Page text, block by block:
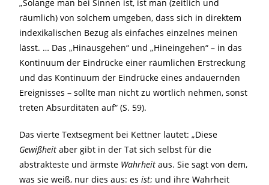
„Solange man bei Sinnen ist, ist man (zeitlich und
räumlich) von solchem umgeben, dass sich in direktem
indexikalischen Bezug als einfaches einzelnes meinen
lässt. … Das „Hinausgehen“ und „Hineingehen“ – in das
Kontinuum der Eindrücke einer räumlichen Erstreckung
und das Kontinuum der Eindrücke eines andauernden
Ereignisses – sollte man nicht zu wörtlich nehmen, sonst
treten Absurditäten auf“ (S. 59).
Das vierte Textsegment bei Kettner lautet: „Diese
Gewißheitaber gibt in der Tat sich selbst für die
abstrakteste und ärmste Wahrheitaus. Sie sagt von dem,
was sie weiß, nur dies aus: esist; und ihre Wahrheit